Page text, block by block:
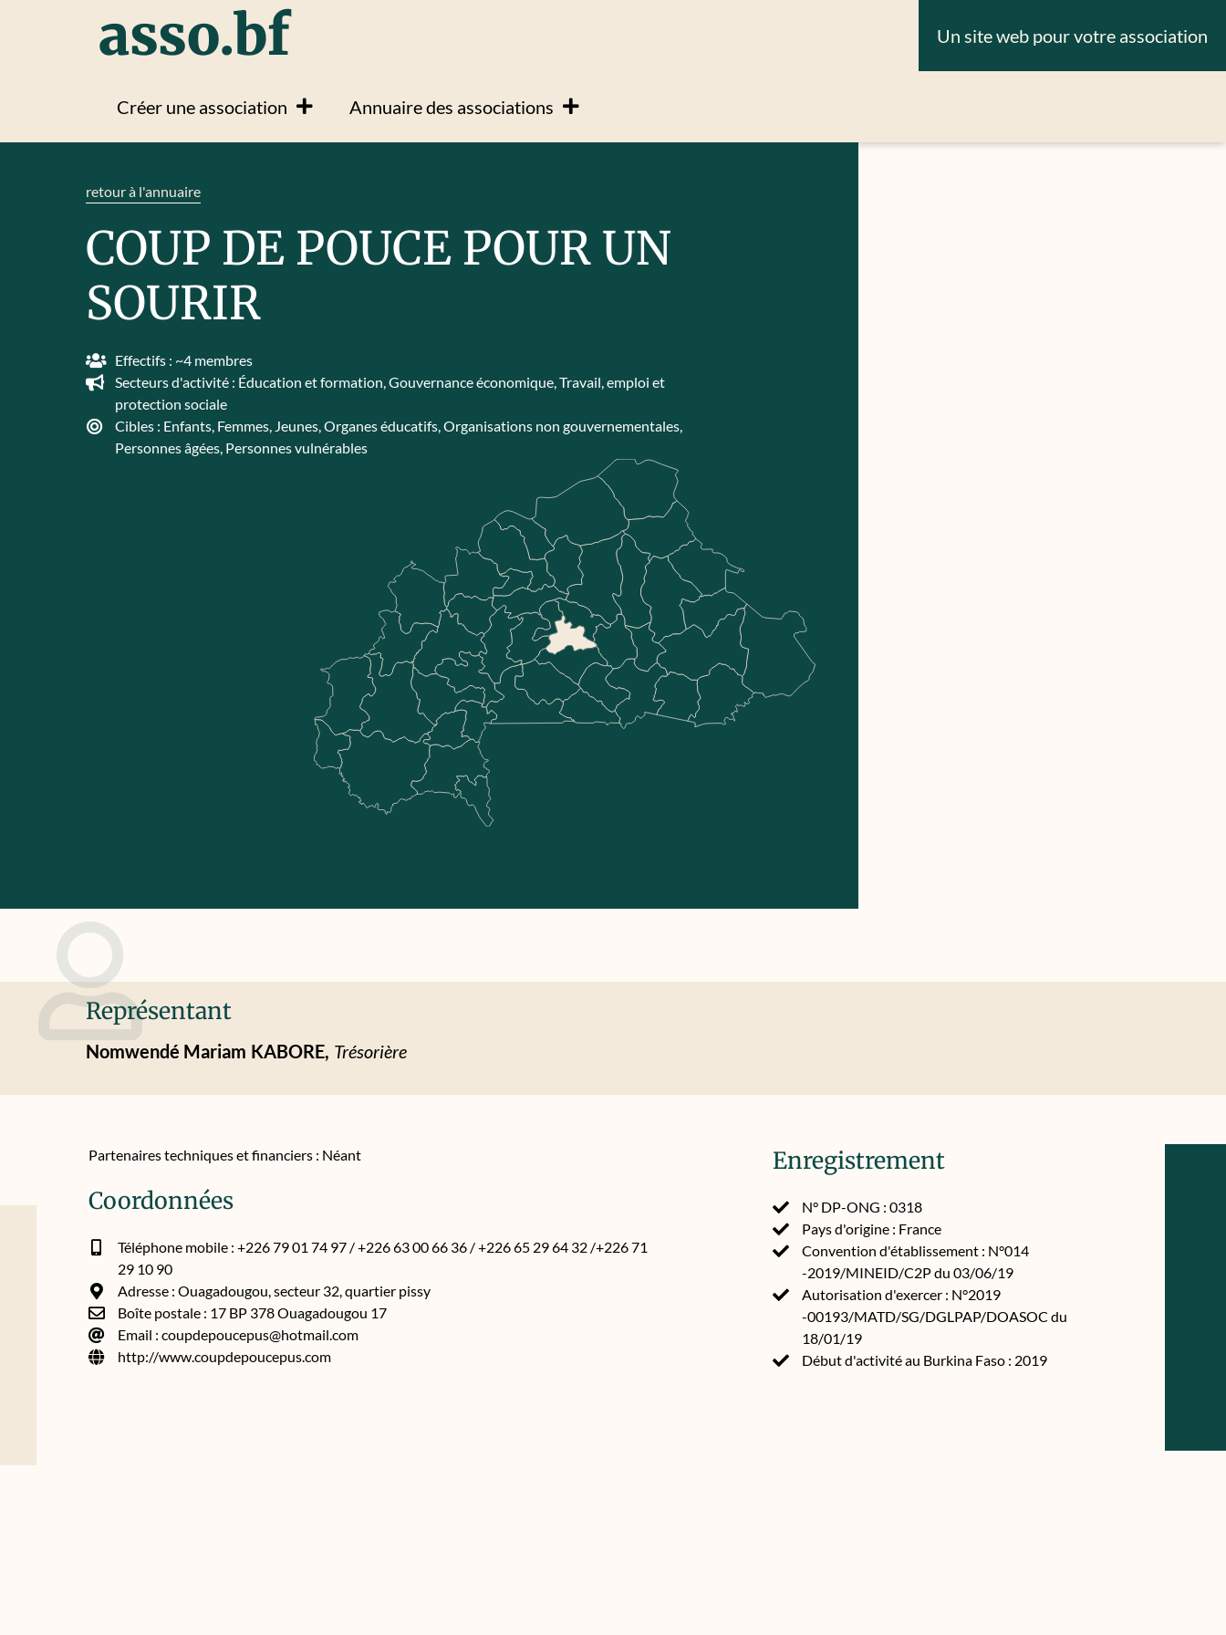
asso.bf Un site web pour votre association
Créer une association Annuaire des associations
retour à l'annuaire
COUP DE POUCE POUR UN
SOURIR
Effectifs : ~4 membres
Secteurs d'activité : Éducation et formation,Gouvernance économique,Travail, emploi et
protection sociale
Cibles : Enfants, Femmes, Jeunes,Organes éducatifs,Organisations non gouvernementales,
Personnes âgées, Personnes vulnérables
Représentant
Nomwendé Mariam KABORE, Trésorière
Partenaires techniques et financiers : Néant
Coordonnées
Téléphone mobile : +226 79 01 74 97 / +226 63 00 66 36 / +226 65 29 64 32 /+226 71
29 10 90
Adresse : Ouagadougou, secteur 32, quartier pissy
Boîte postale : 17 BP 378 Ouagadougou 17
Email : coupdepoucepus@hotmail.com
http://www.coupdepoucepus.com
Enregistrement
N° DP-ONG : 0318
Pays d'origine : France
Convention d'établissement : N°014
-2019/MINEID/C2P du 03/06/19
Autorisation d'exercer : N°2019
-00193/MATD/SG/DGLPAP/DOASOC du
18/01/19
Début d'activité au Burkina Faso : 2019